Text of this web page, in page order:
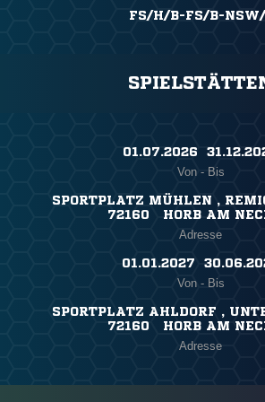
FS/H/B-FS/B-
01.07.2026
Von - Bis
SPORTPLATZ MÜHLEN ,
72160 HORB AM
Adresse
01.01.2027
Von - Bis
SPORTPLATZ AHLDORF ,
72160 HORB AM
Adresse